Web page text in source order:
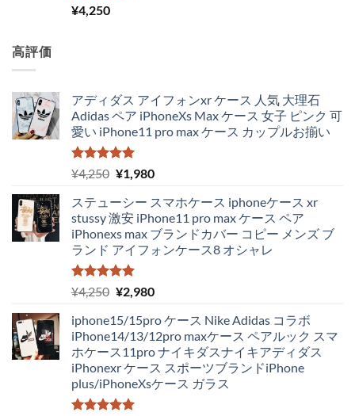
5段階中
5.00
¥4,250
高評価
アディダス アイフォンxr ケース 人気 大理石
Adidas ペア iPhoneXs Max ケース 女子 ピンク 可
愛い iPhone11 pro max ケース カップルお揃い
5段階中
5.00
の評価
¥4,250 元
価
格
は
¥4,250
で
し
¥1,980現
の
価
格
は
で
ステューシー スマホケース iphoneケース xr
stussy 激安 iPhone11 pro max ケース ペア
iPhonexs max ブランドカバー コピー メンズ ブ
ランド アイフォンケース8 オシャレ
5段階中
5.00
の評価
¥4,250 元
価
格
は
¥4,250
で
し
¥2,980現
の
価
格
は
¥2,980
iphone15/15pro ケース Nike Adidas コラボ
iPhone14/13/12pro maxケース ペアルック スマ
ホケース11pro ナイキダスナイキアディダス
iPhonexr ケース スポーツブランドiPhone
plus/iPhoneXsケース ガラス